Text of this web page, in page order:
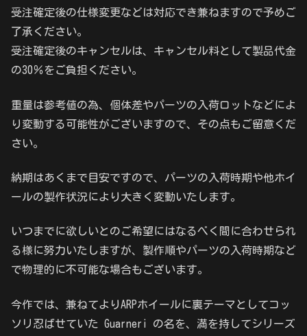
受注確定後の仕様変更などは対応でき兼ねますので予めご
了承ください。
受注確定後のキャンセルは、キャンセル料として製品代金
の30％をご負担ください。
重量は参考値の為、個体差やパーツの入荷ロットなどによ
り変動する可能性がございますので、その点もご留意くだ
さい。
納期はあくまで目安ですので、パーツの入荷時期や他ホイ
ールの製作状況により大きく変動いたします。
いつまでに欲しいとのご希望にはなるべく間に合わせられ
る様に努力いたしますが、製作順やパーツの入荷時期など
で物理的に不可能な場合もございます。
今作では、兼ねてよりARPホイールに裏テーマとしてコッ
ソリ忍ばせていた Guarneri の名を、満を持してシリーズ